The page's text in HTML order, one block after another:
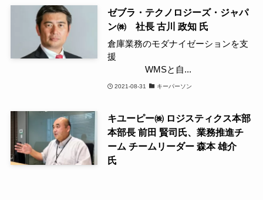
ゼブラ・テクノロジーズ・ジャパ
ン㈱ 社長 古川 政知 氏
倉庫業務のモダナイゼーションを支
援
WMSと自...
2021-08-31 キーパーソン
キユーピー㈱ ロジスティクス本部
本部長 前田 賢司氏、業務推進チ
ーム チームリーダー 森本 雄介
氏